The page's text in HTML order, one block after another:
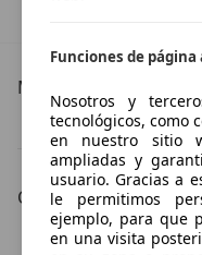
Más detalles
Carrocería
Funciones de página
Nosotros y
tecnológicos, como
en nuestro sitio
ampliadas y
usuario. Gracias a
le permitimos
ejemplo, para que
en una visita